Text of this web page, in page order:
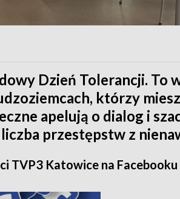
Dzień Tolerancji. To
którzy
apelują o dialog i
przestępstw z
TVP3 Katowice na Facebooku